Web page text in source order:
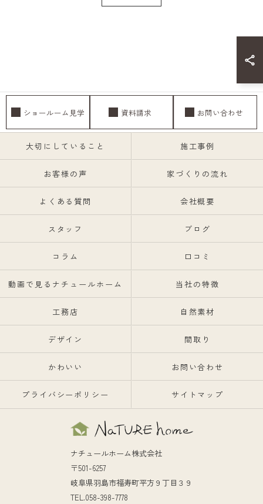
ショールーム見学 資料請求 お問い合わせ
大切にしていること 施工事例
お客様の声 家づくりの流れ
よくある質問 会社概要
スタッフ ブログ
コラム 口コミ
動画で見るナチュールホーム 当社の特徴
工務店 自然素材
デザイン 間取り
かわいい お問い合わせ
プライバシーポリシー サイトマップ
ナチュールホーム株式会社
〒501-6257
岐阜県羽島市福寿町平方９丁目３９
TEL.058-398-7778